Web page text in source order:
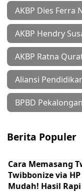
AKBP Dies Ferra
AKBP Hendry
AKBP Ratna
Aliansi
BPBD Pekalongan
Berita Populer
Cara Memasang
Twibbonize via
Mudah! Hasil